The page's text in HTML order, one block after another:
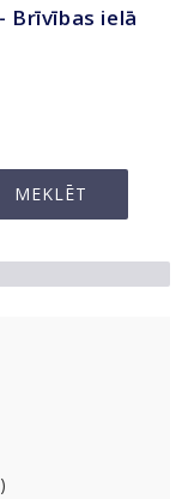
Brīvības ielā